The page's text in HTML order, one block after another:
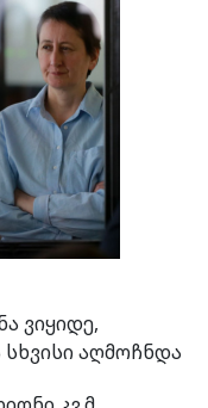
ვიყიდე,
სხვისი აღმოჩნდა